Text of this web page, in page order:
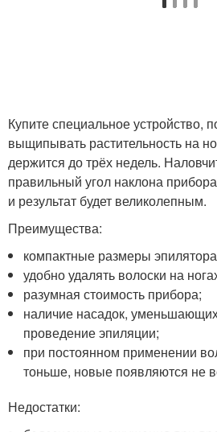
Купите специальное устройство,
выщипывать растительность на
держится до трёх недель.
правильный угол наклона
и результат будет великолепным.
Преимущества:
компактные размеры
удобно удалять волоски на
разумная стоимость прибора;
наличие насадок,
проведение эпиляции;
при постоянном применении
тоньше, новые появляются не
Недостатки: